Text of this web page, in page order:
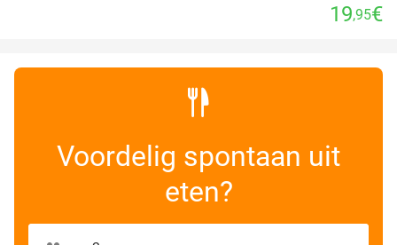
19,95€
Voordelig spontaan uit
eten?